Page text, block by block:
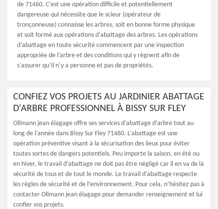
de 71460. C'est une opération difficile et potentiellement
dangereuse qui nécessite que le scieur (opérateur de
tronçonneuse) connaisse les arbres, soit en bonne forme physique
et soit formé aux opérations d'abattage des arbres. Les opérations
d’abattage en toute sécurité commencent par une inspection
appropriée de l’arbre et des conditions qui y règnent afin de
s’assurer qu’il n’y a personne et pas de propriétés.
CONFIEZ VOS PROJETS AU JARDINIER ABATTAGE
D'ARBRE PROFESSIONNEL À BISSY SUR FLEY
Ollmann jean élagage offre ses services d’abattage d’arbre tout au
long de l’année dans Bissy Sur Fley 71460. L’abattage est une
opération préventive visant à la sécurisation des lieux pour éviter
toutes sortes de dangers potentiels. Peu importe la saison, en été ou
en hiver, le travail d’abattage ne doit pas être négligé car il en va de la
sécurité de tous et de tout le monde. Le travail d’abattage respecte
les règles de sécurité et de l’environnement. Pour cela, n’hésitez pas à
contacter Ollmann jean élagage pour demander renseignement et lui
confier vos projets.